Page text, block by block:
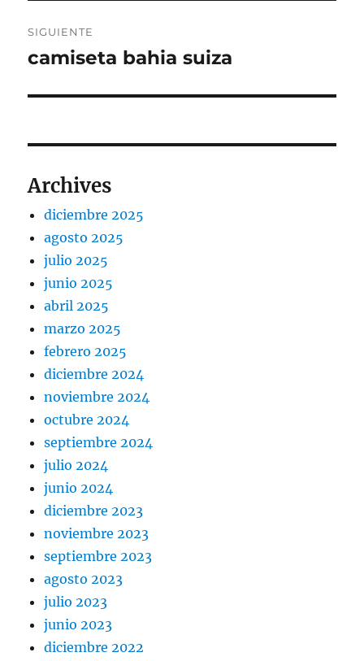
SIGUIENTE
Entrada
camiseta bahia suiza
Archives
diciembre 2025
agosto 2025
julio 2025
junio 2025
abril 2025
marzo 2025
febrero 2025
diciembre 2024
noviembre 2024
octubre 2024
septiembre 2024
julio 2024
junio 2024
diciembre 2023
noviembre 2023
septiembre 2023
agosto 2023
julio 2023
junio 2023
diciembre 2022